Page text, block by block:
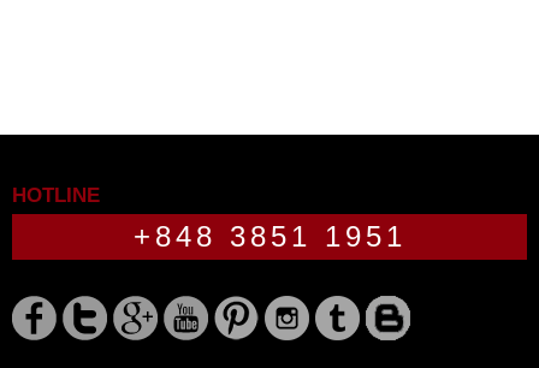
HOTLINE
+848 3851 1951